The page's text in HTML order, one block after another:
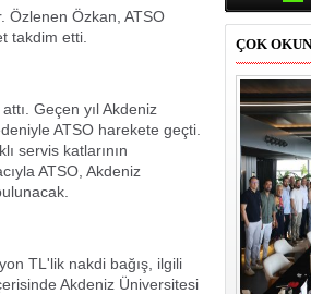
Özlenen Özkan, ATSO
takdim etti.
Geçen yıl Akdeniz
ATSO harekete geçti.
servis katlarının
ATSO, Akdeniz
TL'lik nakdi bağış, ilgili
Akdeniz Üniversitesi
ÇOK